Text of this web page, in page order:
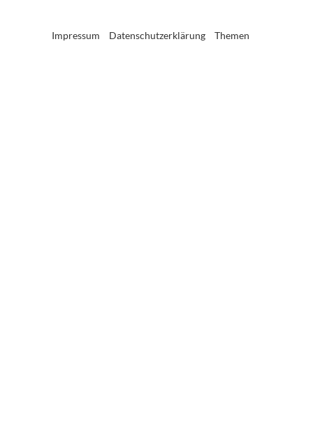
Impressum Datenschutzerklärung Themen